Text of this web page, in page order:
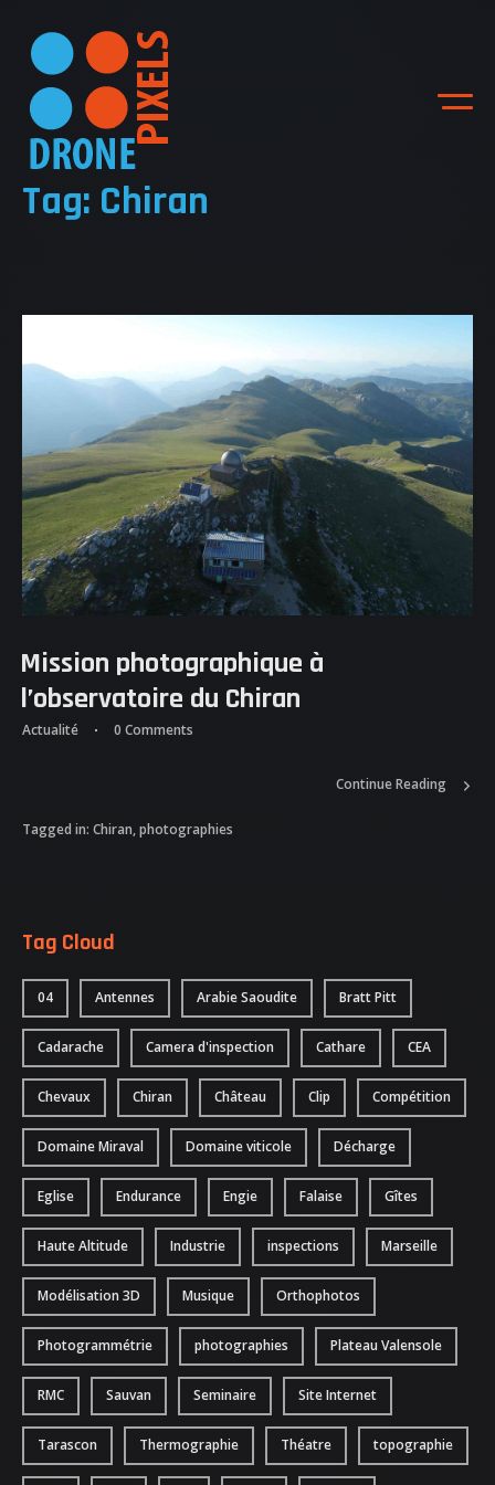
ACCUEIL
NOUS CONTACTER
ATTESTATIONS
Tag: Chiran
Mission photographique à
l’observatoire du Chiran
Actualité 0 Comments
Tagged in: Chiran,photographies
Continue Reading
Tag Cloud
04 Antennes Arabie Saoudite Bratt Pitt
Cadarache Camera d'inspection Cathare CEA
Chevaux Chiran Château Clip Compétition
Domaine Miraval Domaine viticole Décharge
Eglise Endurance Engie Falaise Gîtes
Haute Altitude Industrie inspections Marseille
Modélisation 3D Musique Orthophotos
Photogrammétrie photographies Plateau Valensole
RMC Sauvan Seminaire Site Internet
Tarascon Thermographie Théatre topographie